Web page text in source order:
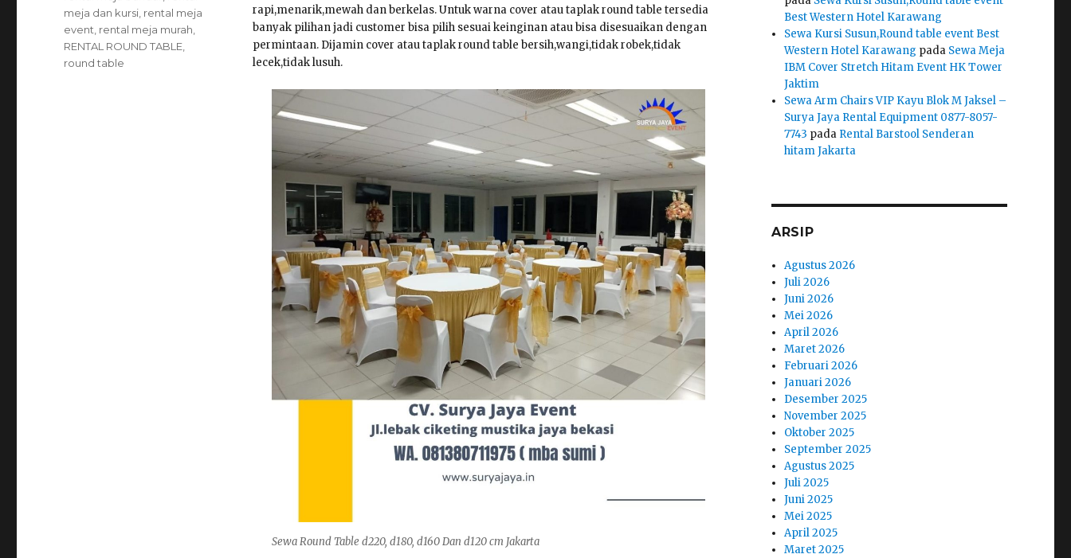
rapi,menarik,mewah dan berkelas. Untuk warna cover atau taplak round table tersedia
banyak pilihan jadi customer bisa pilih sesuai keinginan atau bisa disesuaikan dengan
permintaan. Dijamin cover atau taplak round table bersih,wangi,tidak robek,tidak
lecek,tidak lusuh.
Sewa Round Table d220, d180, d160 Dan d120 cm Jakarta
meja dan kursi rental meja
event rental meja murah
RENTAL ROUND TABLE
round table
Best Western Hotel Karawang
Sewa Kursi Susun,Round table event Best
Western Hotel Karawang pada Sewa Meja
IBM Cover Stretch Hitam Event HK Tower
Jaktim
Sewa Arm Chairs VIP Kayu Blok M Jaksel –
Surya Jaya Rental Equipment 0877-8057-
7743 pada Rental Barstool Senderan
hitam Jakarta
ARSIP
Agustus 2026
Juli 2026
Juni 2026
Mei 2026
April 2026
Maret 2026
Februari 2026
Januari 2026
Desember 2025
November 2025
Oktober 2025
September 2025
Agustus 2025
Juli 2025
Juni 2025
Mei 2025
April 2025
Maret 2025